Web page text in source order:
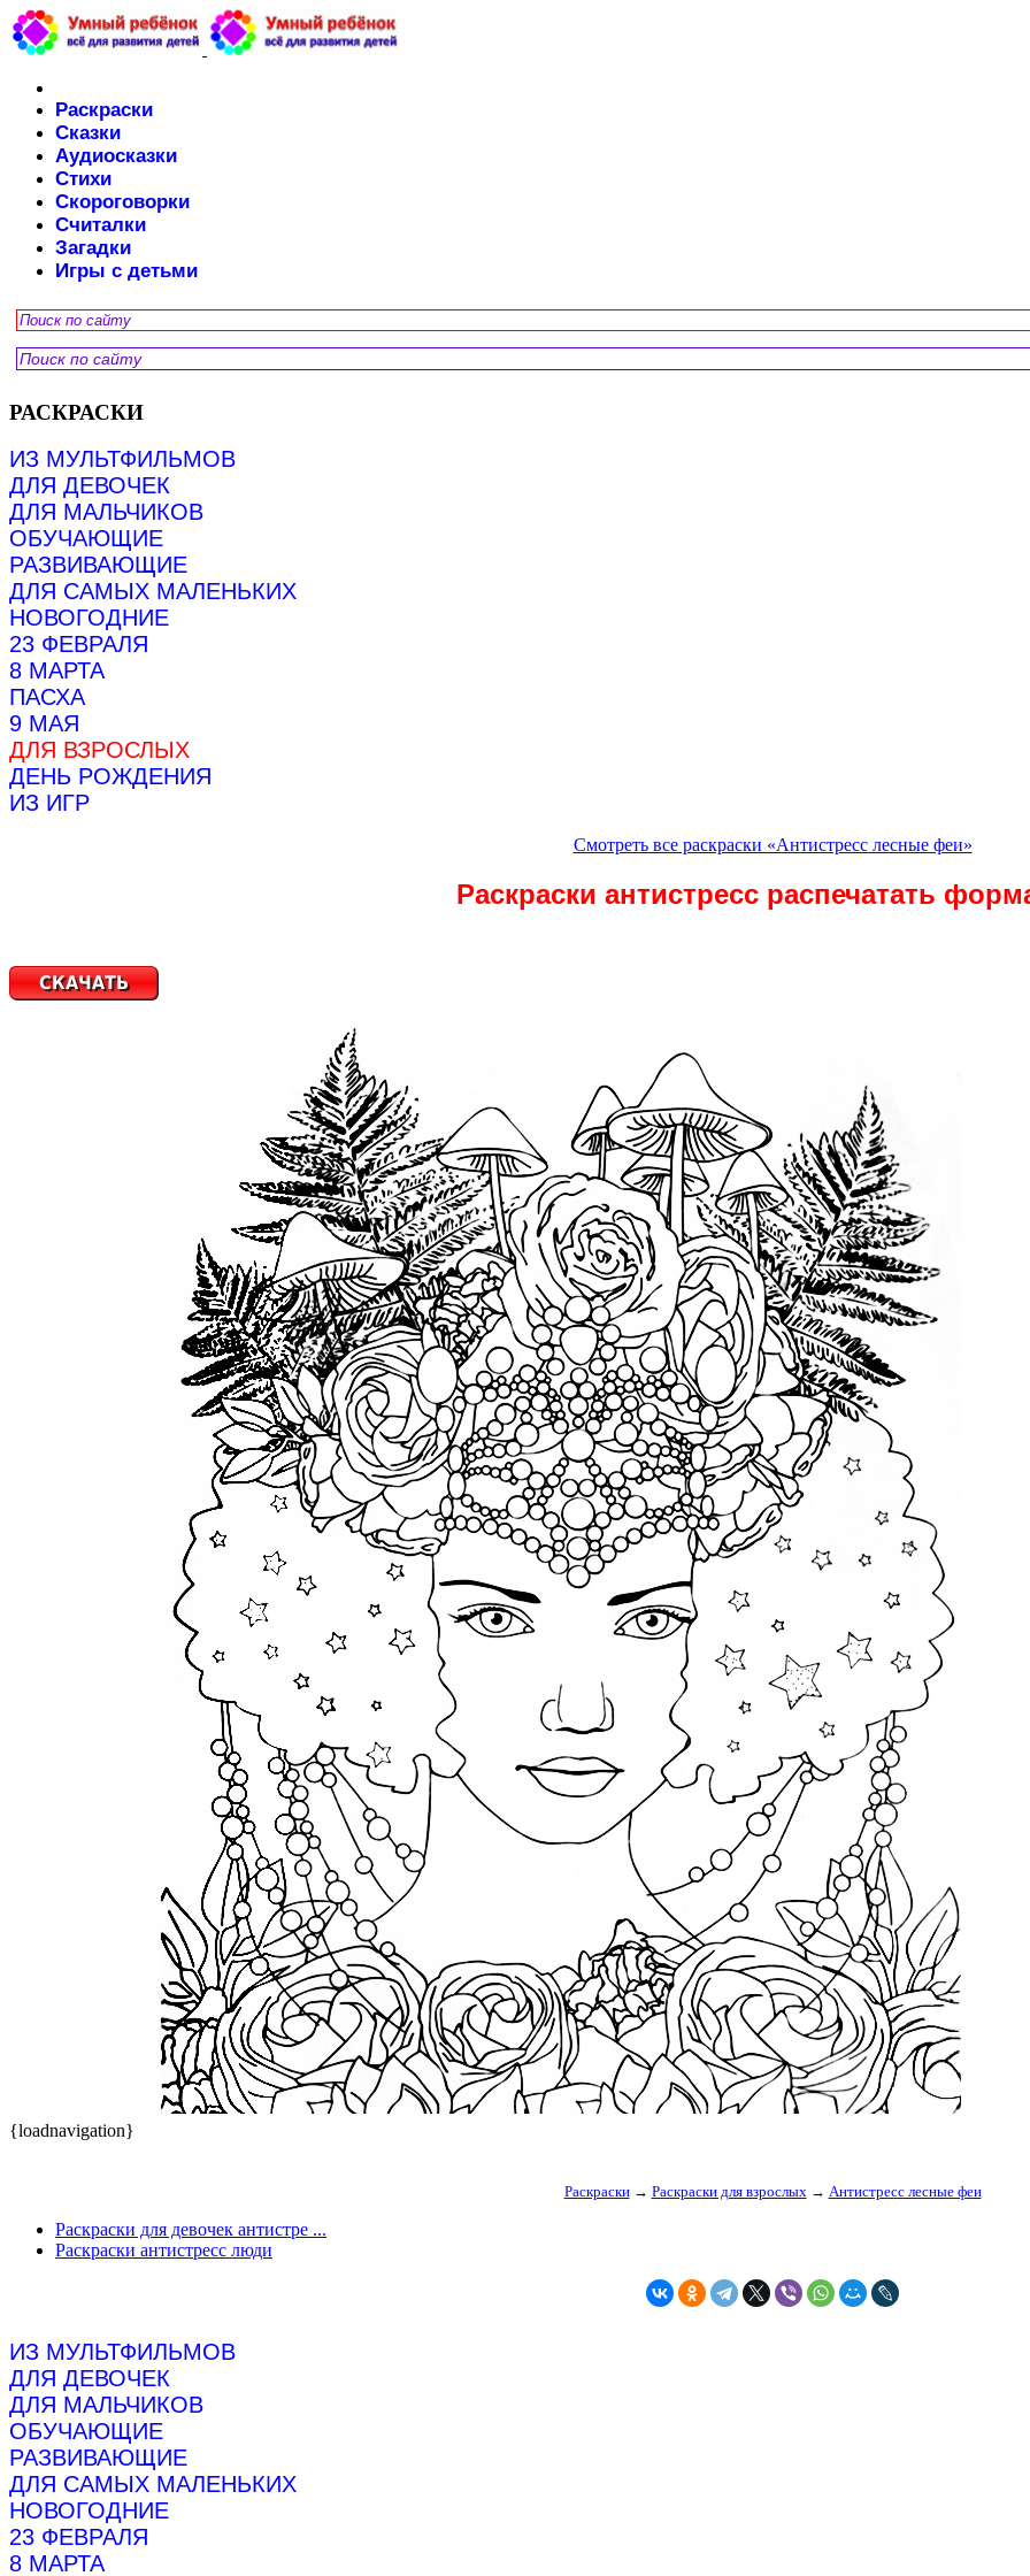
Раскраски
Сказки
Аудиосказки
Стихи
Скороговорки
Считалки
Загадки
Игры с детьми
РАСКРАСКИ
ИЗ МУЛЬТФИЛЬМОВ
ДЛЯ ДЕВОЧЕК
ДЛЯ МАЛЬЧИКОВ
ОБУЧАЮЩИЕ
РАЗВИВАЮЩИЕ
ДЛЯ САМЫХ МАЛЕНЬКИХ
НОВОГОДНИЕ
23 ФЕВРАЛЯ
8 МАРТА
ПАСХА
9 МАЯ
ДЛЯ ВЗРОСЛЫХ
ДЕНЬ РОЖДЕНИЯ
ИЗ ИГР
Смотреть все раскраски «Антистресс лесные феи»
Раскраски антистресс распечатать
{loadnavigation}
Раскраски→ Раскраски для взрослых→ Антистресс лесные феи
Раскраски для девочек антистре ...
Раскраски антистресс люди
ИЗ МУЛЬТФИЛЬМОВ
ДЛЯ ДЕВОЧЕК
ДЛЯ МАЛЬЧИКОВ
ОБУЧАЮЩИЕ
РАЗВИВАЮЩИЕ
ДЛЯ САМЫХ МАЛЕНЬКИХ
НОВОГОДНИЕ
23 ФЕВРАЛЯ
8 МАРТА